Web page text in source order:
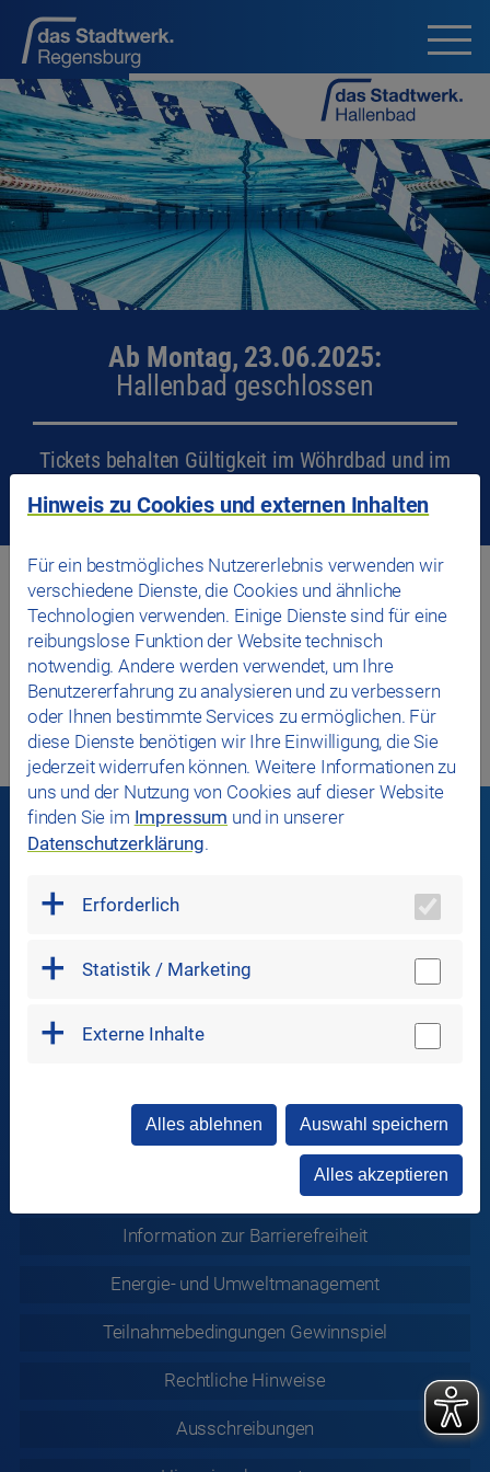
Ab Montag, 23.06.2025:
Hallenbad geschlossen
Tickets behalten Gültigkeit im Wöhrdbad und im
Datenschutz
ABB/AGB
Informationspflichten nach Art. 13 DSGVO
Information zur Barrierefreiheit
Energie- und Umweltmanagement
Teilnahmebedingungen Gewinnspiel
Rechtliche Hinweise
Ausschreibungen
Hinweis zu Cookies und externen Inhalten
Für ein bestmögliches Nutzererlebnis verwenden wir
verschiedene Dienste, die Cookies und ähnliche
Technologien verwenden. Einige Dienste sind für eine
reibungslose Funktion der Website technisch
notwendig. Andere werden verwendet, um Ihre
Benutzererfahrung zu analysieren und zu verbessern
oder Ihnen bestimmte Services zu ermöglichen. Für
diese Dienste benötigen wir Ihre Einwilligung, die Sie
jederzeit widerrufen können. Weitere Informationen zu
uns und der Nutzung von Cookies auf dieser Website
finden Sie im Impressum und in unserer
Datenschutzerklärung.
Erforderlich
Statistik / Marketing
Externe Inhalte
Alles ablehnen Auswahl speichern
Alles akzeptieren